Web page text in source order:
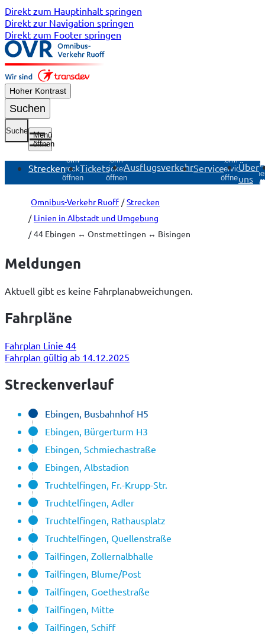
Direkt zum Hauptinhalt springen
Direkt zur Navigation springen
Direkt zum Footer springen
Hoher Kontrast
Suchen
Suche
Menü
öffnen
Strecken
Untermenü
Strecken
öffnen
Tickets
Untermenü
Tickets
öffnen
AusflugsverkehrService
Untermenü
Service
öffnen
Über
uns
Omnibus-Verkehr Ruoff
Strecken
Linien in Albstadt und Umgebung
44 Ebingen ↔ Onstmettingen ↔ Bisingen
Meldungen
Aktuell gibt es keine Fahrplanabweichungen.
Fahrpläne
Fahrplan Linie 44
Fahrplan gültig ab 14.12.2025
Streckenverlauf
Ebingen, Busbahnhof H5
Ebingen, Bürgerturm H3
Ebingen, Schmiechastraße
Ebingen, Albstadion
Truchtelfingen, Fr.-Krupp-Str.
Truchtelfingen, Adler
Truchtelfingen, Rathausplatz
Truchtelfingen, Quellenstraße
Tailfingen, Zollernalbhalle
Tailfingen, Blume/Post
Tailfingen, Goethestraße
Tailfingen, Mitte
Tailfingen, Schiff